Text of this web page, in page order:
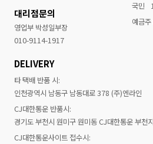
대리점문의
영업부 박성일부장
010-9114-1917
국민
예금
DELIVERY
타 택배 반품 시:
인천광역시 남동구 남동대로 378 (주)엔라인
CJ대한통운 반품시:
경기도 부천시 원미구 원미동 CJ대한통운 부천
CJ대한통운사이트 접수시: